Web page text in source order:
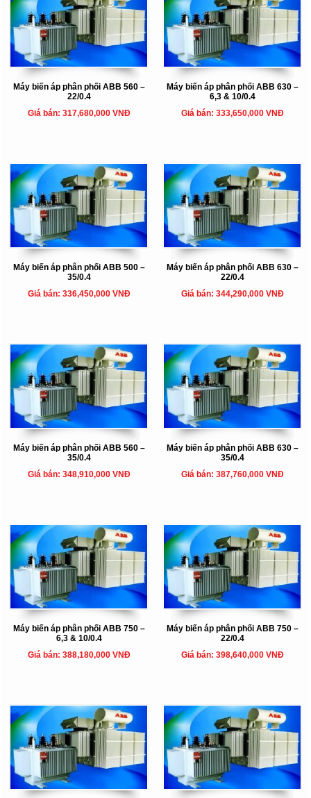
Máy biến áp phân phối ABB 560 –
22/0.4
Giá bán: 317,680,000 VNĐ
Máy biến áp phân phối ABB 630 –
6,3 & 10/0.4
Giá bán: 333,650,000 VNĐ
Máy biến áp phân phối ABB 500 –
35/0.4
Giá bán: 336,450,000 VNĐ
Máy biến áp phân phối ABB 630 –
22/0.4
Giá bán: 344,290,000 VNĐ
Máy biến áp phân phối ABB 560 –
35/0.4
Giá bán: 348,910,000 VNĐ
Máy biến áp phân phối ABB 630 –
35/0.4
Giá bán: 387,760,000 VNĐ
Máy biến áp phân phối ABB 750 –
6,3 & 10/0.4
Giá bán: 388,180,000 VNĐ
Máy biến áp phân phối ABB 750 –
22/0.4
Giá bán: 398,640,000 VNĐ